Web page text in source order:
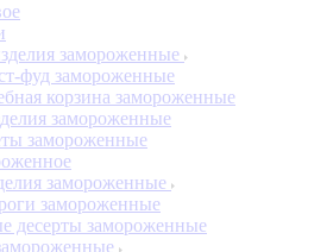
замороженные
фуд замороженные
корзина замороженные
замороженные
замороженные
замороженные
замороженные
десерты замороженные